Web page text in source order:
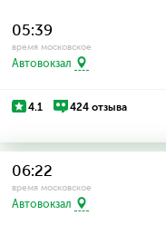
05:39
время московское
Автовокзал
4.1 424 отзыва
06:22
время московское
Автовокзал